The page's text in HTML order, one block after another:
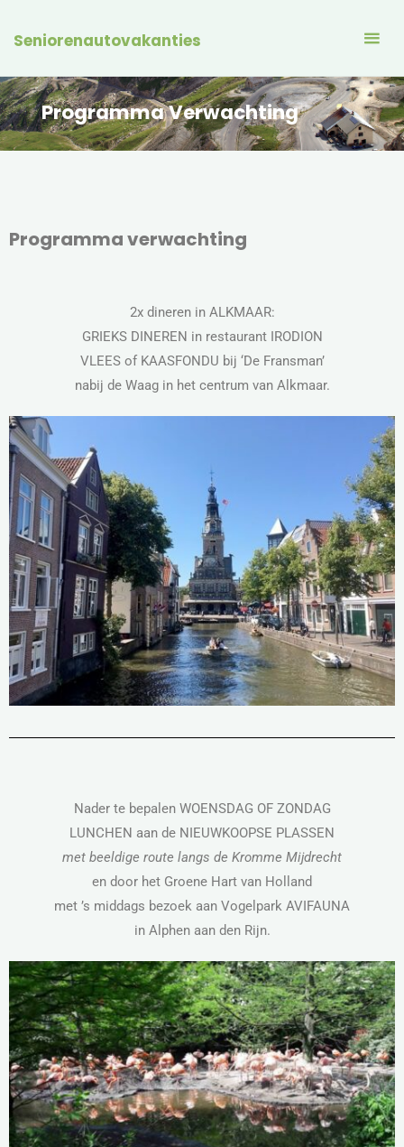
Seniorenautovakanties
Programma Verwachting
Programma verwachting
2x dineren in ALKMAAR:
GRIEKS DINEREN in restaurant IRODION
VLEES of KAASFONDU bij ‘De Fransman’
nabij de Waag in het centrum van Alkmaar.
Nader te bepalen WOENSDAG OF ZONDAG
LUNCHEN aan de NIEUWKOOPSE PLASSEN
met beeldige route langs de Kromme Mijdrecht
en door het Groene Hart van Holland
met ’s middags bezoek aan Vogelpark AVIFAUNA
in Alphen aan den Rijn.